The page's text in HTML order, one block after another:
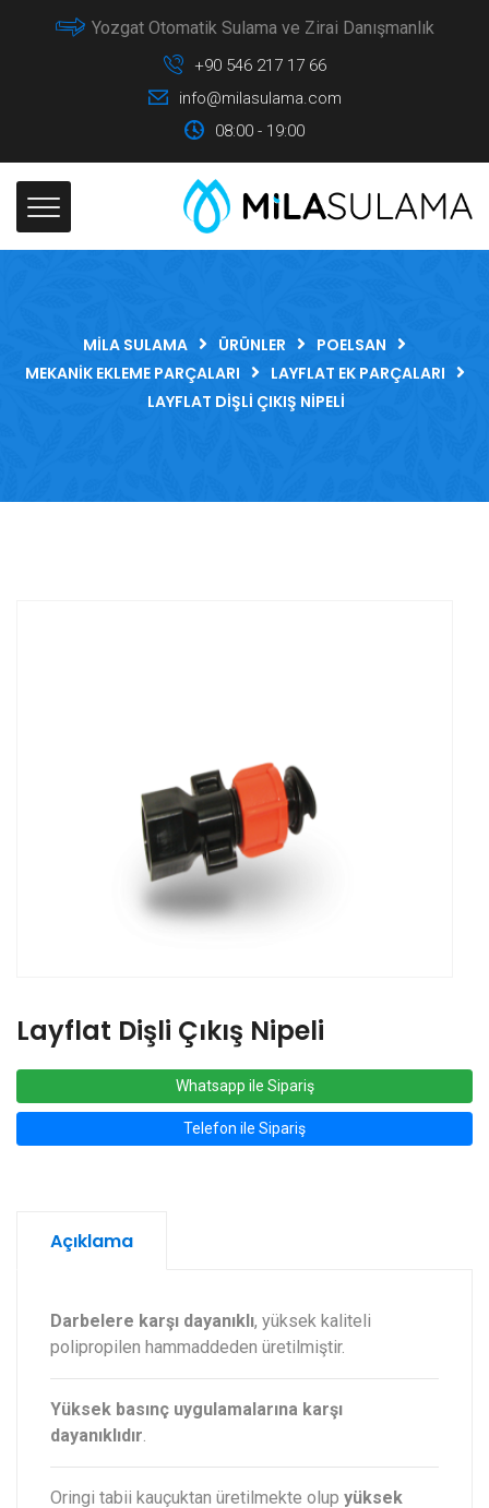
Yozgat Otomatik Sulama ve Zirai Danışmanlık
+90 546 217 17 66
info@milasulama.com
08:00 - 19:00
MILA SULAMA ÜRÜNLER
POELSAN
MEKANIK EKLEME PARÇALARI
LAYFLAT EK PARÇALARI
LAYFLAT DIŞLI ÇIKIŞ NIPELI
Layflat Dişli Çıkış Nipeli
Whatsapp ile Sipariş
Telefon ile Sipariş
Açıklama
Darbelere karşı dayanıklı, yüksek kaliteli
polipropilen hammaddeden üretilmiştir.
Yüksek basınç uygulamalarına karşı
dayanıklıdır.
Oringi tabii kauçuktan üretilmekte olup yüksek